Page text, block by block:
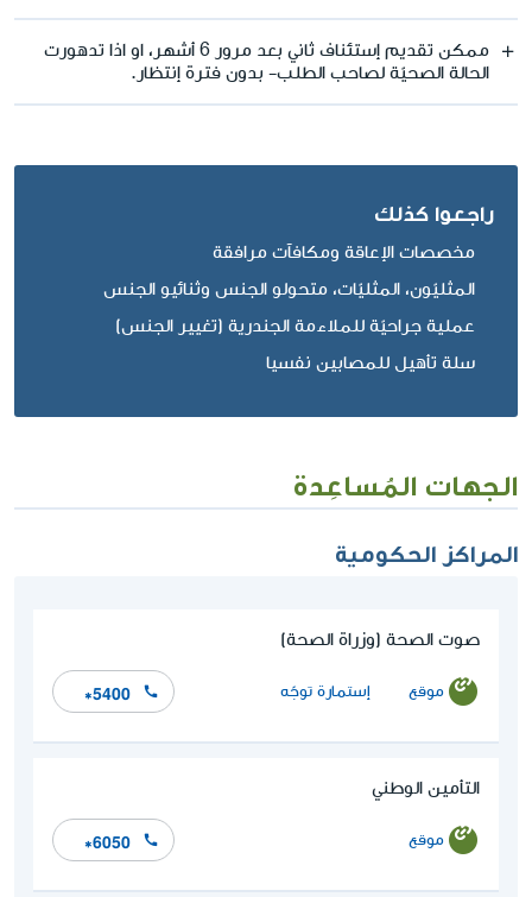
ممكن تقديم إستئناف ثاني بعد مرور 6 أشهر، او اذا تدهورت
الحالة الصحيّة لصاحب الطلب- بدون فترة إنتظار.
راجعوا كذلك
مخصصات الإعاقة ومكافآت مرافقة
المثليّون، المثليّات، متحولو الجنس وثنائيو الجنس
عملية جراحيّة للملاءمة الجندرية (تغيير الجنس)
سلة تأهيل للمصابين نفسيا
الجهات المُساعِدة
المراكز الحكومية
صوت الصحة (وزراة الصحة)
موقع إستمارة توجّه *5400
التأمين الوطني
موقع *6050